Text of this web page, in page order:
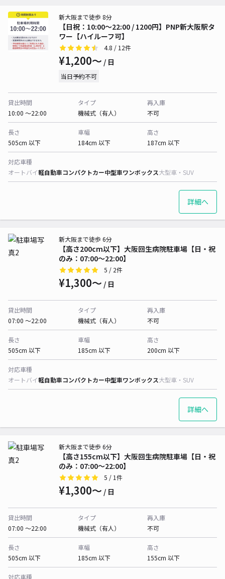
【日祝：10:00～22:00 / 1200円】PNP新大阪駅タ
ワー【ハイルーフ可】
新大阪まで徒歩 8分
4.8 / 12件
¥1,200〜 / 日
当日予約不可
貸出時間
10:00 〜22:00
タイプ
機械式（有人）
再入庫
不可
長さ
505cm 以下
車幅
184cm 以下
高さ
187cm 以下
対応車種
オートバイ軽自動車コンパクトカー中型車ワンボックス大型車・SUV
詳細へ
【高さ200cm以下】大阪回生病院駐車場【日・祝
のみ：07:00～22:00】
新大阪まで徒歩 6分
5 / 2件
¥1,300〜 / 日
貸出時間
07:00 〜22:00
タイプ
機械式（有人）
再入庫
不可
長さ
505cm 以下
車幅
185cm 以下
高さ
200cm 以下
対応車種
オートバイ軽自動車コンパクトカー中型車ワンボックス大型車・SUV
詳細へ
【高さ155cm以下】大阪回生病院駐車場【日・祝
のみ：07:00～22:00】
新大阪まで徒歩 6分
5 / 1件
¥1,300〜 / 日
貸出時間
07:00 〜22:00
タイプ
機械式（有人）
再入庫
不可
長さ
505cm 以下
車幅
185cm 以下
高さ
155cm 以下
対応車種